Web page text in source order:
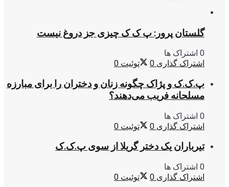
گلستان پرور: پ ک ک چیزی جز دروغ نیست
0 اشتراک ها
اشتراک گذاری 0 توئیت 0
پ.ک.ک و پژاک چگونه زنان و دختران را برای مبارزه
مسلحانه فریب می‌دهند؟
0 اشتراک ها
اشتراک گذاری 0 توئیت 0
تیرباران یک دختر گریلا از سوی پ.ک.ک
0 اشتراک ها
اشتراک گذاری 0 توئیت 0